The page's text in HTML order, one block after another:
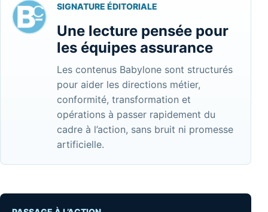
SIGNATURE ÉDITORIALE
Une lecture pensée pour
les équipes assurance
Les contenus Babylone sont structurés
pour aider les directions métier,
conformité, transformation et
opérations à passer rapidement du
cadre à l’action, sans bruit ni promesse
artificielle.